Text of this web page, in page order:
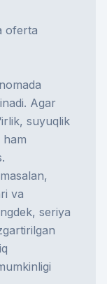
oferta
Agar
suyuqlik
ham
va
seriya